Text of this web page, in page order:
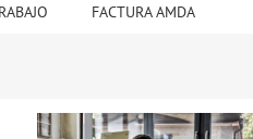
FACTURA AMDA